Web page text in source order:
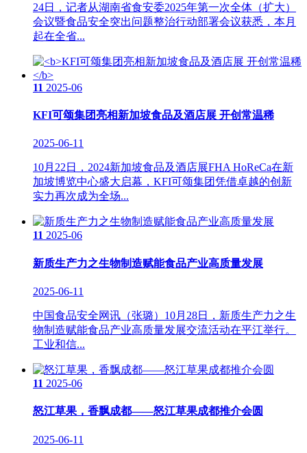
24日，记者从湖南省食安委2025年第一次全体（扩大）
会议暨食品安全突出问题整治行动部署会议获悉，本月
起在全省...
11 2025-06
KFI可颂集团亮相新加坡食品及酒店展 开创常温稀
2025-06-11
10月22日，2024新加坡食品及酒店展FHA HoReCa在新
加坡博览中心盛大启幕，KFI可颂集团凭借卓越的创新
实力再次成为全场...
11 2025-06
新质生产力之生物制造赋能食品产业高质量发展
2025-06-11
中国食品安全网讯（张璐）10月28日，新质生产力之生
物制造赋能食品产业高质量发展交流活动在平江举行。
工业和信...
11 2025-06
怒江草果，香飘成都——怒江草果成都推介会圆
2025-06-11